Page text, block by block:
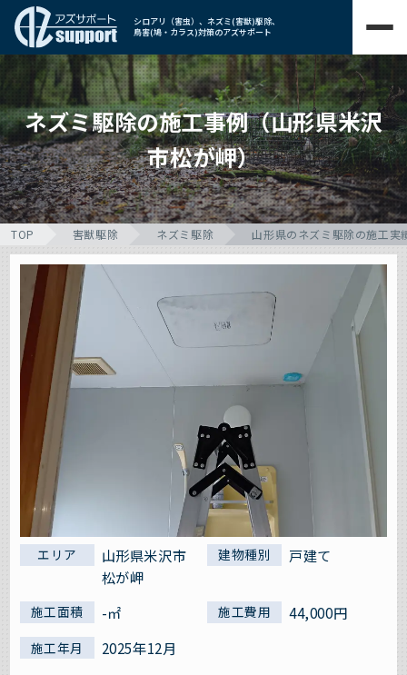
シロアリ（害虫）、ネズミ(害獣)駆除、
鳥害(鳩・カラス)対策のアズサポート
ネズミ駆除の施工事例（山形県米沢
市松が岬）
TOP 害獣駆除 ネズミ駆除 山形県のネズミ駆除の施工実
エリア
山形県米沢市
松が岬
建物種別 戸建て
施工面積 -㎡ 施工費用 44,000円
施工年月
2025年12月